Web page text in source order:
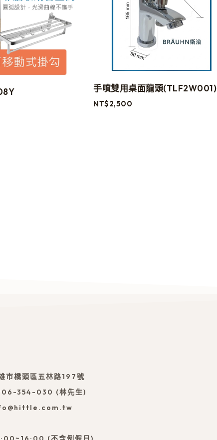
手噴雙用桌面龍頭(TLF2W001)
NT$2,500
市橋頭區五林路197號
354-030 (林先生)